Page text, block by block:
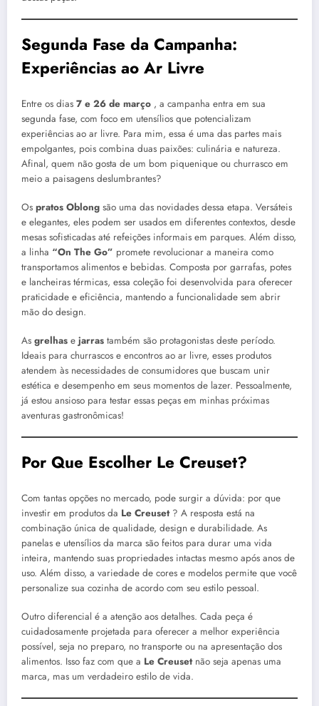
Segunda Fase da Campanha:
Experiências ao Ar Livre
Entre os dias 7 e 26 de março , a campanha entra em sua
segunda fase, com foco em utensílios que potencializam
experiências ao ar livre. Para mim, essa é uma das partes mais
empolgantes, pois combina duas paixões: culinária e natureza.
Afinal, quem não gosta de um bom piquenique ou churrasco em
meio a paisagens deslumbrantes?
Os pratos Oblong são uma das novidades dessa etapa. Versáteis
e elegantes, eles podem ser usados em diferentes contextos, desde
mesas sofisticadas até refeições informais em parques. Além disso,
a linha “On The Go” promete revolucionar a maneira como
transportamos alimentos e bebidas. Composta por garrafas, potes
e lancheiras térmicas, essa coleção foi desenvolvida para oferecer
praticidade e eficiência, mantendo a funcionalidade sem abrir
mão do design.
As grelhas e jarras também são protagonistas deste período.
Ideais para churrascos e encontros ao ar livre, esses produtos
atendem às necessidades de consumidores que buscam unir
estética e desempenho em seus momentos de lazer. Pessoalmente,
já estou ansioso para testar essas peças em minhas próximas
aventuras gastronômicas!
Por Que Escolher Le Creuset?
Com tantas opções no mercado, pode surgir a dúvida: por que
investir em produtos da Le Creuset ? A resposta está na
combinação única de qualidade, design e durabilidade. As
panelas e utensílios da marca são feitos para durar uma vida
inteira, mantendo suas propriedades intactas mesmo após anos de
uso. Além disso, a variedade de cores e modelos permite que você
personalize sua cozinha de acordo com seu estilo pessoal.
Outro diferencial é a atenção aos detalhes. Cada peça é
cuidadosamente projetada para oferecer a melhor experiência
possível, seja no preparo, no transporte ou na apresentação dos
alimentos. Isso faz com que a Le Creuset não seja apenas uma
marca, mas um verdadeiro estilo de vida.